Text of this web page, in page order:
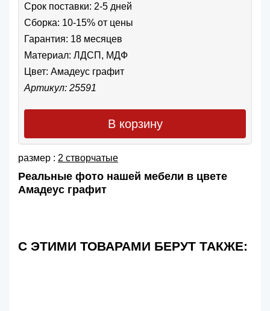
Срок поставки: 2-5 дней
Сборка: 10-15% от цены
Гарантия: 18 месяцев
Материал: ЛДСП, МДФ
Цвет: Амадеус графит
Артикул: 25591
В корзину
размер : 2 створчатые
Реальные фото нашей мебели в цвете
Амадеус графит
С ЭТИМИ ТОВАРАМИ БЕРУТ ТАКЖЕ: